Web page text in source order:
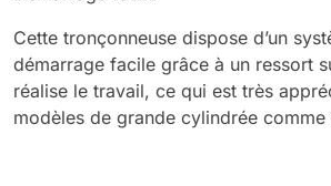
Cette tronçonneuse dispose d’un
démarrage facile grâce à un ressort
réalise le travail, ce qui est très
modèles de grande cylindrée